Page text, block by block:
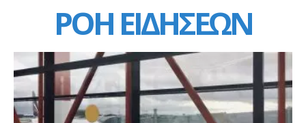
ΡΟΗ ΕΙΔΗΣΕΩΝ